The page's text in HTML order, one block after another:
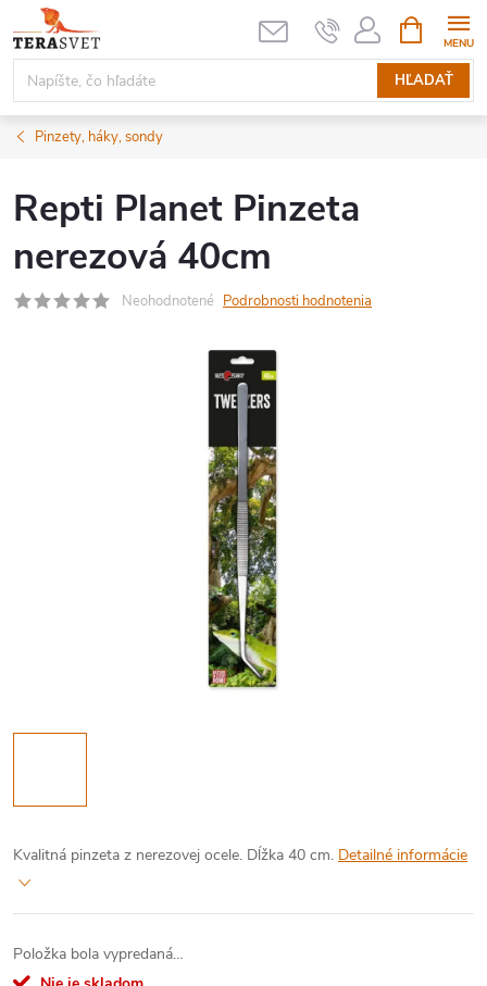
na
obsah
HĽADAŤ
KOŠÍK
Pinzety, háky, sondy
Repti Planet Pinzeta
nerezová 40cm
Neohodnotené Podrobnosti hodnotenia
Kvalitná pinzeta z nerezovej ocele. Dĺžka 40 cm. Detailné informácie
Položka bola vypredaná…